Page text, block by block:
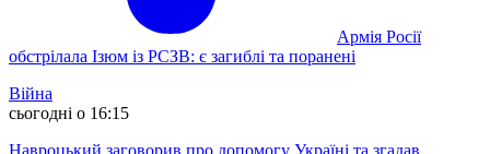
Армія Росії
обстрілала Ізюм із РСЗВ: є загиблі та поранені
Війна
сьогодні о 16:15
Навроцький заговорив про допомогу Україні та згадав